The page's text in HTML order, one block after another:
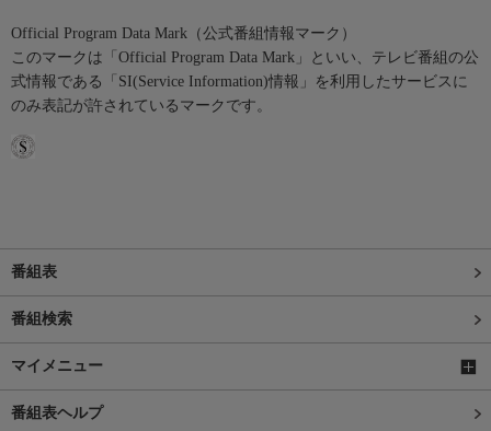
Official Program Data Mark（公式番組情報マーク）
このマークは「Official Program Data Mark」といい、テレビ番組の公
式情報である「SI(Service Information)情報」を利用したサービスに
のみ表記が許されているマークです。
番組表
番組検索
マイメニュー
番組表ヘルプ